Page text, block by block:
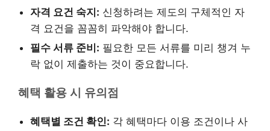
자격 요건 숙지: 신청하려는 제도의 구체적인 자
격 요건을 꼼꼼히 파악해야 합니다.
필수 서류 준비: 필요한 모든 서류를 미리 챙겨 누
락 없이 제출하는 것이 중요합니다.
혜택 활용 시 유의점
혜택별 조건 확인: 각 혜택마다 이용 조건이나 사